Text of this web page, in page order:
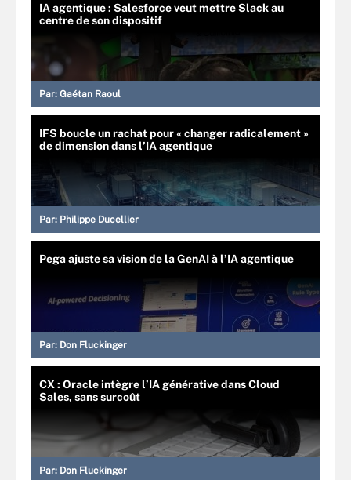
IA agentique : Salesforce veut mettre Slack au
centre de son dispositif
Par: Gaétan Raoul
IFS boucle un rachat pour « changer radicalement »
de dimension dans l’IA agentique
Par: Philippe Ducellier
Pega ajuste sa vision de la GenAI à l’IA agentique
Par: Don Fluckinger
CX : Oracle intègre l’IA générative dans Cloud
Sales, sans surcoût
Par: Don Fluckinger